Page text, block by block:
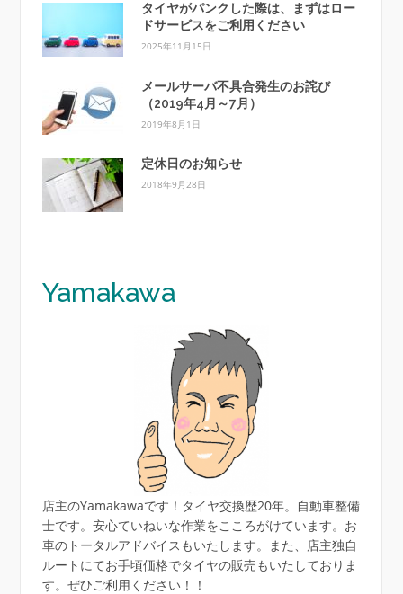
タイヤがパンクした際は、まずはロー
ドサービスをご利用ください
2025年11月15日
メールサーバ不具合発生のお詫び
（2019年4月～7月）
2019年8月1日
定休日のお知らせ
2018年9月28日
Yamakawa
店主のYamakawaです！タイヤ交換歴20年。自動車整備
士です。安心ていねいな作業をこころがけています。お
車のトータルアドバイスもいたします。また、店主独自
ルートにてお手頃価格でタイヤの販売もいたしておりま
す。ぜひご利用ください！！